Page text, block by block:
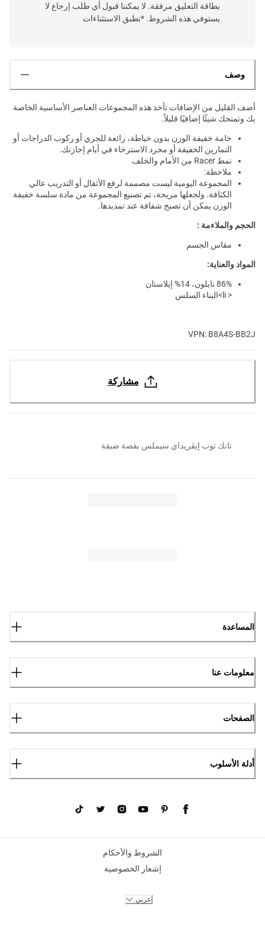
بطاقة التعليق مرفقة. لا يمكننا قبول أي طلب إرجاع لا
يستوفي هذه الشروط. *تطبق الاستثناءات
وصف
أضف القليل من الإضافات تأخذ هذه المجموعات العناصر الأساسية الخاصة
بك وتمنحك شيئًا إضافيًا قليلاً.
خامة خفيفة الوزن بدون خياطة، رائعة للجري أو ركوب الدراجات أو
التمارين الخفيفة أو مجرد الاسترخاء في أيام إجازتك.
نمط Racer من الأمام والخلف
ملاحظة:
المجموعة اليومية ليست مصممة لرفع الأثقال أو التدريب عالي
الكثافة. ولجعلها مريحة، تم تصنيع المجموعة من مادة سلسة خفيفة
الوزن يمكن أن تصبح شفافة عند تمديدها.
الحجم والملاءمة :
مقاس الجسم
المواد والعناية:
86% نايلون، 14% إيلاستان
< li>البناء السلس
VPN: B8A4S-BB2J
مشاركة
تانك توب إيڤريداي سيملس بقصة ضيقة
المساعدة
معلومات عنا
الصفحات
أدلة الأسلوب
الشروط والأحكام
إشعار الخصوصية
عربي